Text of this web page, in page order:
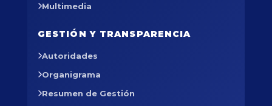
Multimedia
GESTIÓN Y TRANSPARENCIA
Autoridades
Organigrama
Resumen de Gestión